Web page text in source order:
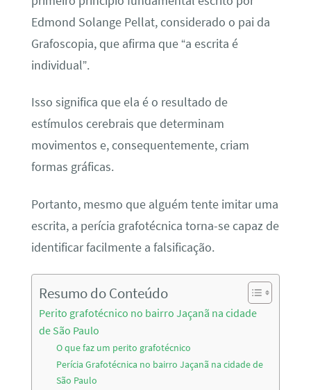
Edmond Solange Pellat, considerado o pai da
Grafoscopia, que afirma que “a escrita é
individual”.
Isso significa que ela é o resultado de
estímulos cerebrais que determinam
movimentos e, consequentemente, criam
formas gráficas.
Portanto, mesmo que alguém tente imitar uma
escrita, a perícia grafotécnica torna-se capaz de
identificar facilmente a falsificação.
Resumo do Conteúdo
Perito grafotécnico no bairro Jaçanã na cidade
de São Paulo
O que faz um perito grafotécnico
Perícia Grafotécnica no bairro Jaçanã na cidade de
São Paulo